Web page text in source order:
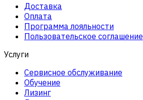
Доставка
Оплата
Программа лояльности
Пользовательское соглашение
Услуги
Сервисное обслуживание
Обучение
Лизинг